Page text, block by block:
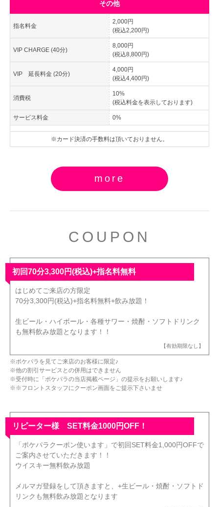
その他
指名料金
2,000円
(税込2,200円)
VIP CHARGE (40分)
8,000円
(税込8,800円)
VIP 延長料金 (20分)
4,000円
(税込4,400円)
消費税
10%
(税込料金を表示しております)
サービス料金 0%
※カード決済の手数料は頂いておりません。
more
COUPON
初回70分3,300円(税込)+指名料無料
はじめてご来店の方限定
70分3,300円(税込)+指名料無料+飲み放題！
生ビール・ハイボール・各種サワー・焼酎・ソフトドリンク
も無料飲み放題となります！！
【有効期限なし】
※ポケパラを見てご来店のお客様に限定♪
※他の割引サービスとの併用はできません
※受付時に「ポケパラの当店掲載ページ」の提示をお願いします♪
※※フロントスタッフにクーポン画面をご提示下さいませ
リピーター様 SET料金1000円OFF！
「ポケパラクーポン使います」で初回SET料金1,000円OFFで
ご案内させていただきます！！
ウイスキー無料飲み放題
メルマガ登録をして頂きますと、+生ビール・焼酎・ソフトド
リンクも無料飲み放題となります